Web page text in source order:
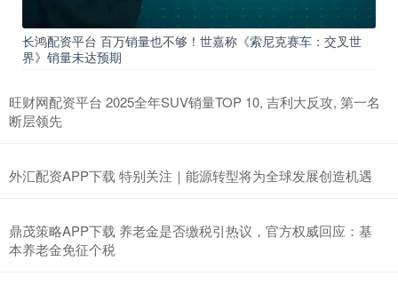
长鸿配资平台 百万销量也不够！世嘉称《索尼克赛车：交叉世
界》销量未达预期
旺财网配资平台 2025全年SUV销量TOP 10, 吉利大反攻, 第一名
断层领先
外汇配资APP下载 特别关注｜能源转型将为全球发展创造机遇
鼎茂策略APP下载 养老金是否缴税引热议，官方权威回应：基
本养老金免征个税